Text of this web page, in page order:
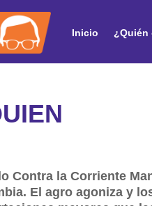
Inicio ¿Quién
Contra la Corriente
El agro agoniza y